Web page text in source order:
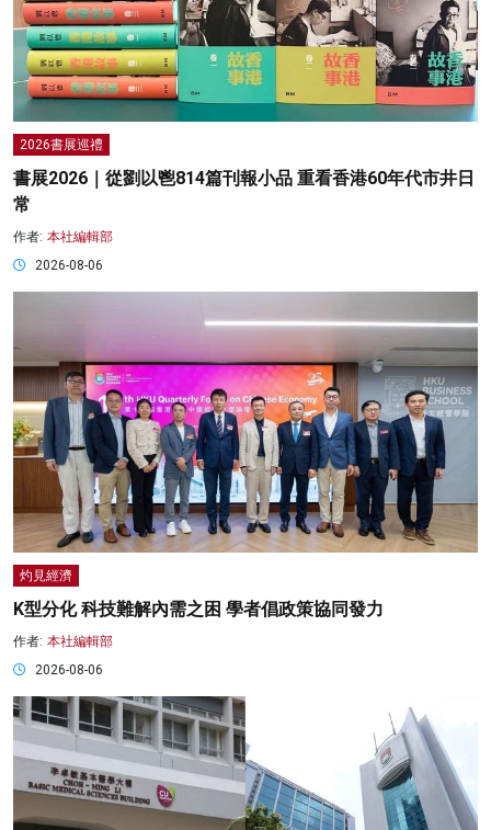
2026書展巡禮
書展2026｜從劉以鬯814篇刊報小品 重看香港60年代市井日
常
作者: 本社編輯部
2026-08-06
灼見經濟
K型分化 科技難解內需之困 學者倡政策協同發力
作者: 本社編輯部
2026-08-06